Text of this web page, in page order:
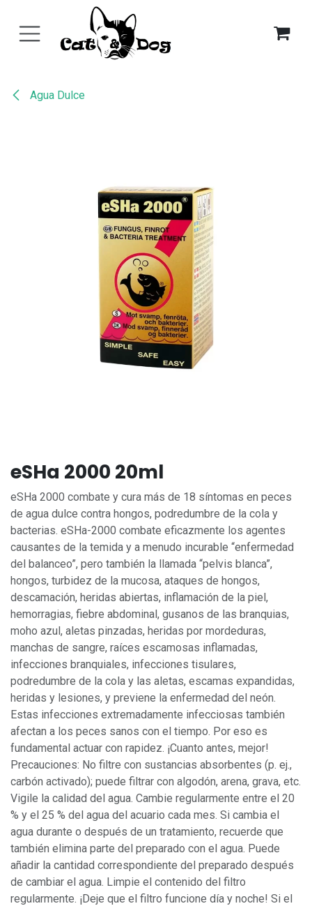
Agua Dulce
eSHa 2000 20ml
eSHa 2000 combate y cura más de 18 síntomas en peces
de agua dulce contra hongos, podredumbre de la cola y
bacterias. eSHa-2000 combate eficazmente los agentes
causantes de la temida y a menudo incurable “enfermedad
del balanceo”, pero también la llamada “pelvis blanca”,
hongos, turbidez de la mucosa, ataques de hongos,
descamación, heridas abiertas, inflamación de la piel,
hemorragias, fiebre abdominal, gusanos de las branquias,
moho azul, aletas pinzadas, heridas por mordeduras,
manchas de sangre, raíces escamosas inflamadas,
infecciones branquiales, infecciones tisulares,
podredumbre de la cola y las aletas, escamas expandidas,
heridas y lesiones, y previene la enfermedad del neón.
Estas infecciones extremadamente infecciosas también
afectan a los peces sanos con el tiempo. Por eso es
fundamental actuar con rapidez. ¡Cuanto antes, mejor!
Precauciones: No filtre con sustancias absorbentes (p. ej.,
carbón activado); puede filtrar con algodón, arena, grava, etc.
Vigile la calidad del agua. Cambie regularmente entre el 20
% y el 25 % del agua del acuario cada mes. Si cambia el
agua durante o después de un tratamiento, recuerde que
también elimina parte del preparado con el agua. Puede
añadir la cantidad correspondiente del preparado después
de cambiar el agua. Limpie el contenido del filtro
regularmente. ¡Deje que el filtro funcione día y noche! Si el